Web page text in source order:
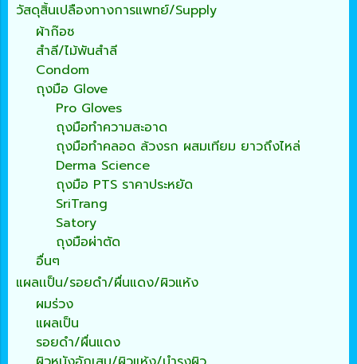
วัสดุสิ้นเปลืองทางการแพทย์/Supply
ผ้าก๊อซ
สำลี/ไม้พันสำลี
Condom
ถุงมือ Glove
Pro Gloves
ถุงมือทำความสะอาด
ถุงมือทำคลอด ล้วงรก ผสมเทียม ยาวถึงไหล่
Derma Science
ถุงมือ PTS ราคาประหยัด
SriTrang
Satory
ถุงมือผ่าตัด
อื่นๆ
แผลเเป็น/รอยดำ/ผื่นแดง/ผิวแห้ง
ผมร่วง
แผลเป็น
รอยดำ/ผื่นแดง